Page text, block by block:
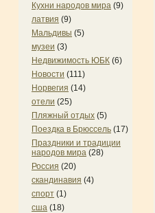
Кухни народов мира (9)
латвия (9)
Мальдивы (5)
музеи (3)
Недвижимость ЮБК (6)
Новости (111)
Норвегия (14)
отели (25)
Пляжный отдых (5)
Поездка в Брюссель (17)
Праздники и традиции
народов мира (28)
Россия (20)
скандинавия (4)
спорт (1)
сша (18)